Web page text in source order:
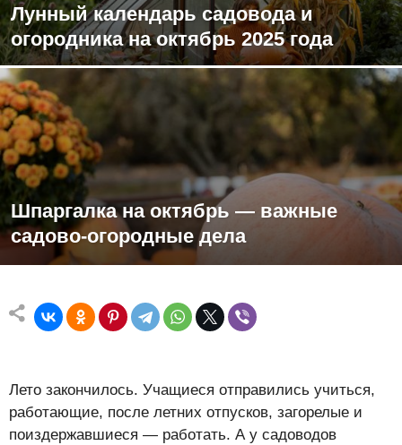
Лунный календарь садовода и
огородника на октябрь 2025 года
Шпаргалка на октябрь — важные
садово-огородные дела
Лето закончилось. Учащиеся отправились учиться,
работающие, после летних отпусков, загорелые и
поиздержавшиеся — работать. А у садоводов